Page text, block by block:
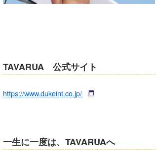
TAVARUA 公式サイト
https://www.dukeint.co.jp/
一生に一度は、TAVARUAへ